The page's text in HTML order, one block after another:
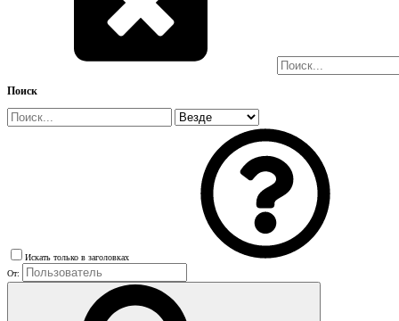
Поиск
Искать только в заголовках
От: